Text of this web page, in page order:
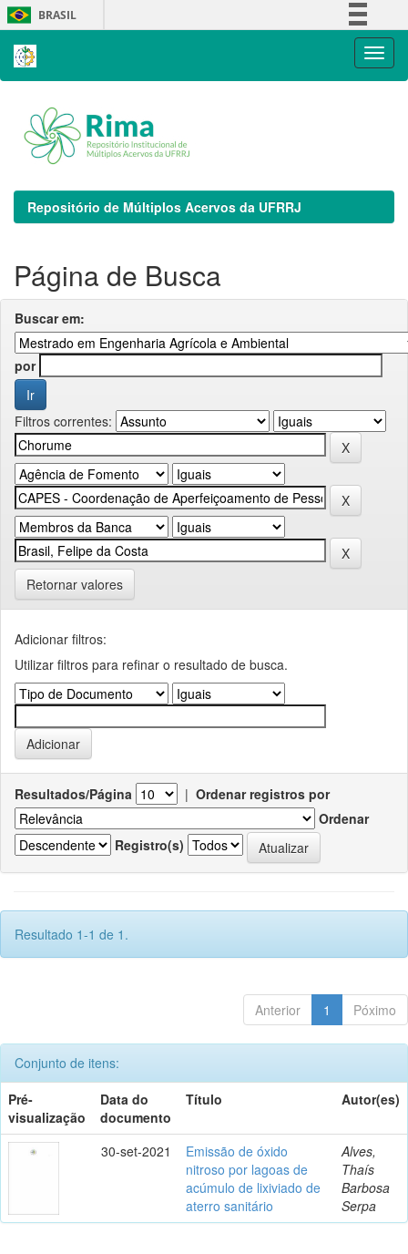
Skip
navigation
BRASIL
Repositório de Múltiplos Acervos da UFRRJ
Página de Busca
Buscar em:
por
Filtros correntes:
Retornar valores
Adicionar filtros:
Utilizar filtros para refinar o resultado de busca.
Resultados/Página | Ordenar registros por
Ordenar
Registro(s)
Resultado 1-1 de 1.
Anterior 1 Póximo
Conjunto de itens:
Pré-
visualização
Data do
documento
Título Autor(es)
30-set-2021
Emissão de óxido
nitroso por lagoas de
acúmulo de lixiviado de
aterro sanitário
Alves,
Thaís
Barbosa
Serpa